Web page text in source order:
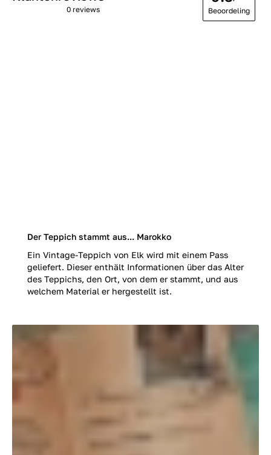
Der Teppich stammt aus... Marokko
Ein Vintage-Teppich von Elk wird mit einem Pass
geliefert. Dieser enthält Informationen über das Alter
des Teppichs, den Ort, von dem er stammt, und aus
welchem Material er hergestellt ist.
0 reviews Beoordeling